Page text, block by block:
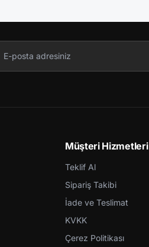
Müşteri Hizmetleri
Teklif Al
Sipariş Takibi
İade ve Teslimat
KVKK
Çerez Politikası